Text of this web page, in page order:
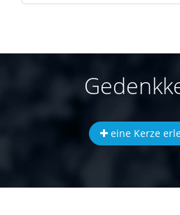
eine Kerze